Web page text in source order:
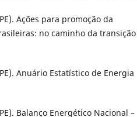
Ações para promoção da
no caminho da transição
Anuário Estatístico de Energia
Balanço Energético Nacional –